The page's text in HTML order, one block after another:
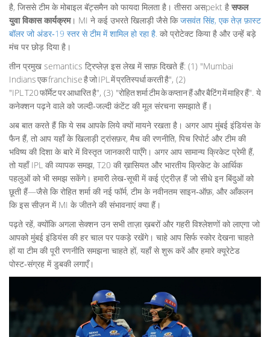
है, जिससे टीम के मोबाइल बॅट्समैन को फायदा मिलता है। तीसरा असpekt है सफल
युवा विकास कार्यक्रम। MI ने कई उभरते खिलाड़ी जैसे किजसवंत सिंह, एक तेज़ फ़ास्ट
बॉलर जो अंडर‑19 स्तर से टीम में शामिल हो रहा है. को प्रोटेक्ट किया है और उन्हें बड़े
मंच पर छोड़ दिया है।
तीन प्रमुख semantics ट्रिप्लेज़ इस लेख में साफ़ दिखते हैं: (1) "Mumbai
Indians एक franchise है जो IPL में प्रतिस्पर्धा करती है", (2)
"IPL T20 फॉर्मेट पर आधारित है", (3) "रोहित शर्मा टीम के कप्तान हैं और बैटिंग में माहिर हैं". ये
कनेक्शन पढ़ने वाले को जल्दी‑जल्दी कंटेंट की मूल संरचना समझाते हैं।
अब बात करते हैं कि ये सब आपके लिये क्यों मायने रखता है। अगर आप मुंबई इंडियंस के
फैन हैं, तो आप यहाँ के खिलाड़ी ट्रांसफ़र, मैच की रणनीति, पिच रिपोर्ट और टीम की
भविष्य की दिशा के बारे में विस्तृत जानकारी पाएँगे। अगर आप सामान्य क्रिकेट प्रेमी हैं,
तो यहाँ IPL की व्यापक समझ, T20 की ख़ासियत और भारतीय क्रिकेट के आर्थिक
पहलुओं को भी समझ सकेंगे। हमारी लेख‑सूची में कई एंट्रीज़ हैं जो सीधे इन बिंदुओं को
छूती हैं—जैसे कि रोहित शर्मा की नई फॉर्म, टीम के नवीनतम साइन‑ऑफ़, और आँकलन
कि इस सीज़न में MI के जीतने की संभावनाएं क्या हैं।
पढ़ते रहें, क्योंकि अगला सेक्शन उन सभी ताज़ा ख़बरों और गहरी विश्लेशणों को लाएगा जो
आपको मुंबई इंडियंस की हर चाल पर पकड़े रखेंगे। चाहे आप सिर्फ स्कोर देखना चाहते
हों या टीम की पूरी रणनीति समझना चाहते हों, यहाँ से शुरू करें और हमारे क्यूरेटेड
पोस्ट‑संग्रह में डुबकी लगाएँ।